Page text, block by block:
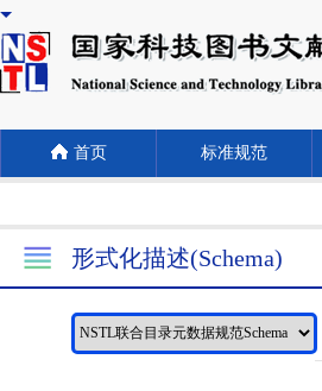
首页 标准规范
形式化描述(Schema)